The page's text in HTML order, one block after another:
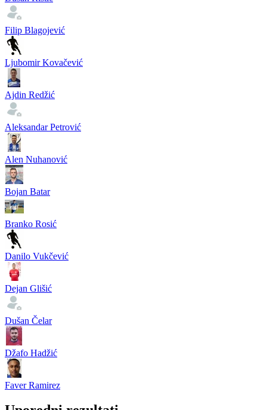
Filip Blagojević
Ljubomir Kovačević
Ajdin Redžić
Aleksandar Petrović
Alen Nuhanović
Bojan Batar
Branko Rosić
Danilo Vukčević
Dejan Glišić
Dušan Čelar
Džafo Hadžić
Faver Ramirez